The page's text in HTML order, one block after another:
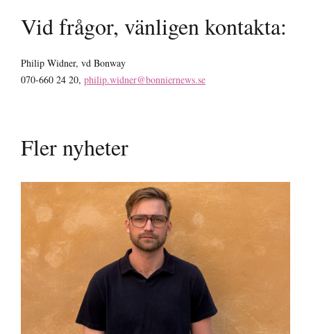
Vid frågor, vänligen kontakta:
Philip Widner, vd Bonway
070-660 24 20, philip.widner@bonniernews.se
Fler nyheter